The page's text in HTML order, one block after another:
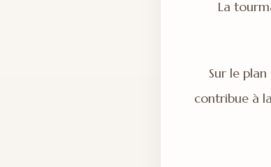
La
Sur le
contribue à